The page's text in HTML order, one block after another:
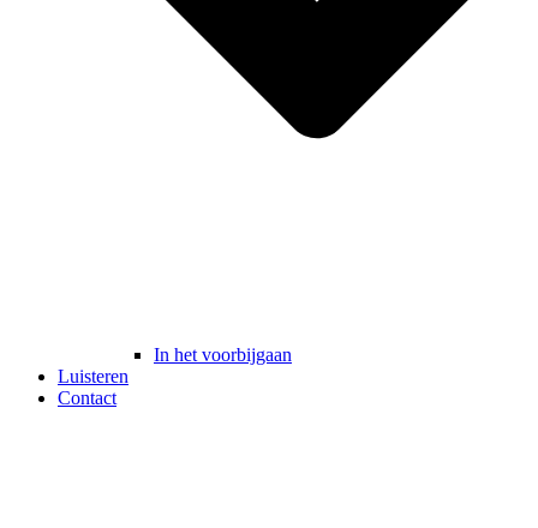
In het voorbijgaan
Luisteren
Contact